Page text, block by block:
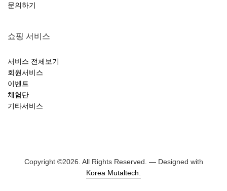
문의하기
쇼핑 서비스
서비스 전체보기
회원서비스
이벤트
체험단
기타서비스
Copyright ©2026. All Rights Reserved. — Designed with
Korea Mutaltech.